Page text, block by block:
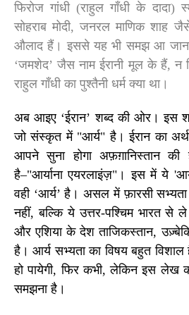
फिरोज गांधी (राहुल गाँधी के दादा)
सोहराब मोदी,जनरल माणिक शाह
औलाद हैं। इससे यह भी समझ आ जाना
‘जमशेद’जैस नाम ईरानी मूल के हैं,न
राहुल गाँधी का पुश्तैनी धर्म क्या था।
अब आइए ‘ईरान’शब्द की ओर। इस
जो संस्कृत में "आर्य" है। ईरान का
आपने सुना होगा अफ़ग़ानिस्तान की
है–"आर्याना एयरलाइंज़"। इस में ये '
वही ‘आर्य’है। असल में फ़ारसी सभ्यता
नहीं, बल्कि ये उत्तर-पश्चिम भारत से
और एशिया के देश ताजिकस्तान,
है। आर्य सभ्यता का विषय बहुत
हो पायेगी,फिर कभी,लेकिन इस लेख
समझना है।